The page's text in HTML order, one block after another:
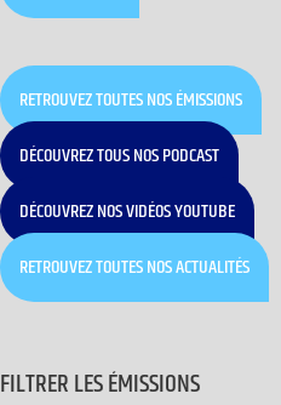
RETROUVEZ TOUTES NOS ÉMISSIONS
DÉCOUVREZ TOUS NOS PODCAST
DÉCOUVREZ NOS VIDÉOS YOUTUBE
RETROUVEZ TOUTES NOS ACTUALITÉS
FILTRER LES ÉMISSIONS